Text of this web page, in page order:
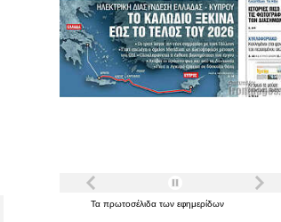
Τα πρωτοσέλιδα των εφημερίδων